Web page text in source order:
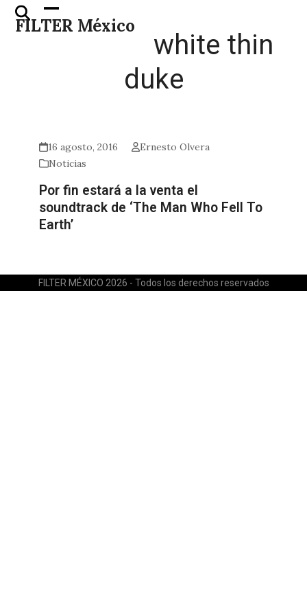
Skip
FILTER México
Open
mobile
Close
mobile
white thin
duke
16 agosto, 2016
Ernesto Olvera
Noticias
Por fin estará a la venta el
soundtrack de ‘The Man Who Fell To
Earth’
FILTER MÉXICO 2026 - Todos los derechos reservados